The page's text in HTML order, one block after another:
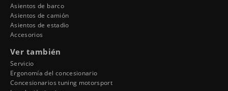
Asientos de barco
Asientos de camión
Asientos de estadio
Accesorios
Ver también
Servicio
Ergonomía del concesionario
Concesionarios tuning motorsport